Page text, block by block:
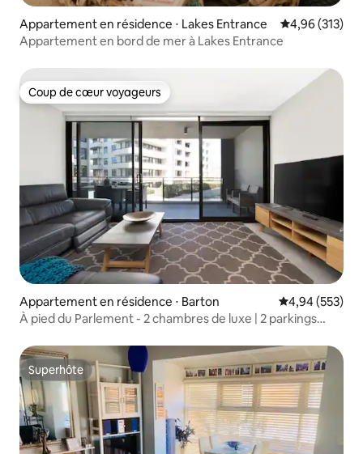
Appartement en résidence ⋅ Lakes Entrance Évaluation
4,96 (313)
Appartement en bord de mer à Lakes Entrance
Coup de cœur voyageurs
Coup de cœur voyageurs
Appartement en résidence ⋅ Barton Évaluation
4,94 (553)
À pied du Parlement - 2 chambres de luxe | 2 parkings
Superhôte
Superhôte